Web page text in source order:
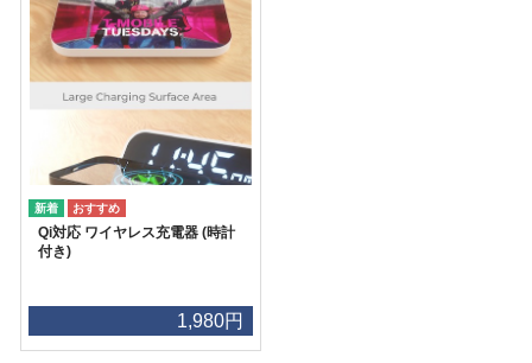
Qi対応 ワイヤレス充電器 (時計
付き)
1,980円